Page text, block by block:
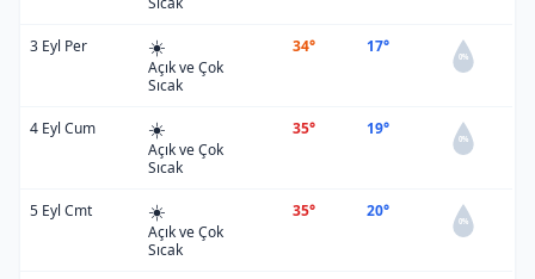
3 Eyl Per ☀️
Açık ve Çok
Sıcak
34° 17°
0%
4 Eyl Cum ☀️
Açık ve Çok
Sıcak
35° 19°
0%
5 Eyl Cmt ☀️
Açık ve Çok
Sıcak
35° 20°
0%